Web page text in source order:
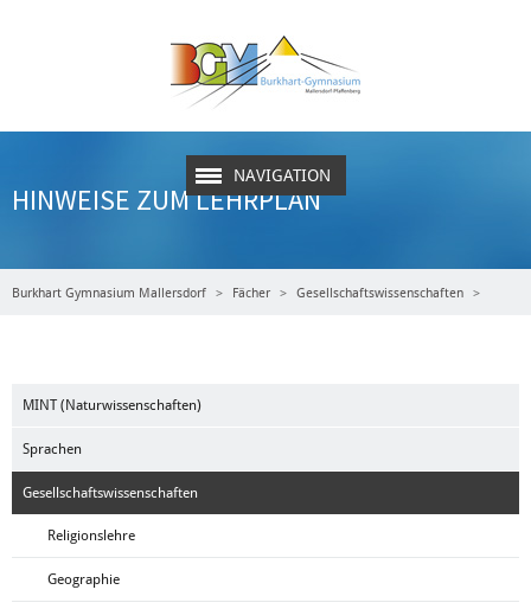
NAVIGATION
HINWEISE ZUM LEHRPLAN
Burkhart Gymnasium Mallersdorf Fächer Gesellschaftswissenschaften
MINT (Naturwissenschaften)
Sprachen
Gesellschaftswissenschaften
Religionslehre
Geographie